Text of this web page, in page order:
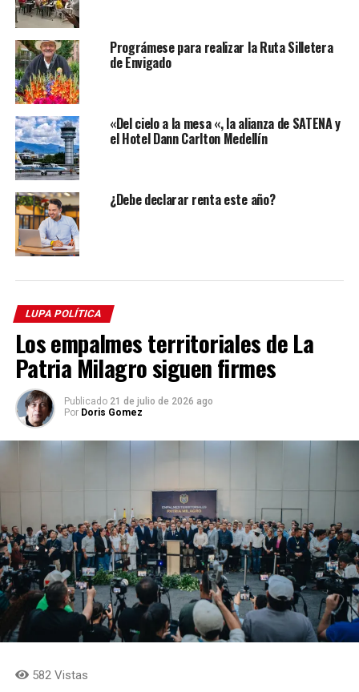
Prográmese para realizar la Ruta Silletera
de Envigado
«Del cielo a la mesa «, la alianza de SATENA y
el Hotel Dann Carlton Medellín
¿Debe declarar renta este año?
LUPA POLÍTICA
Los empalmes territoriales de La
Patria Milagro siguen firmes
Publicado 21 de julio de 2026 ago
Por Doris Gomez
582 Vistas